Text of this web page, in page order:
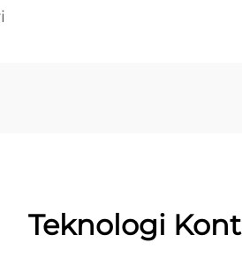
Teknologi